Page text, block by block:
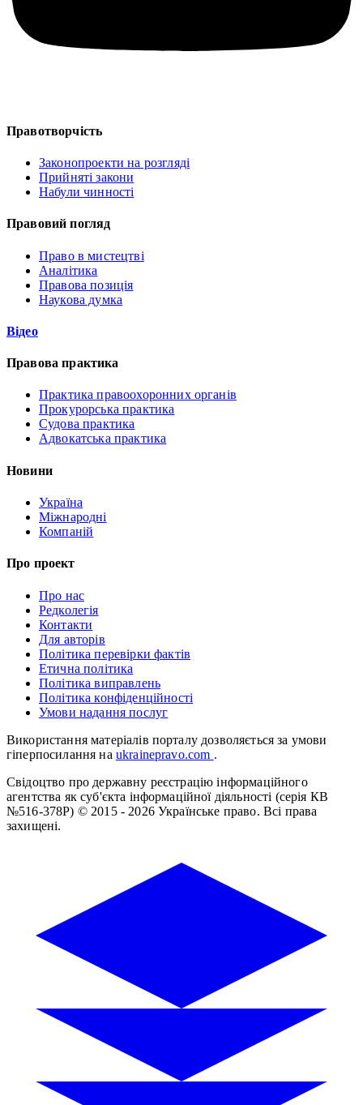
Правотворчість
Законопроекти на розгляді
Прийняті закони
Набули чинності
Правовий погляд
Право в мистецтві
Аналітика
Правова позиція
Наукова думка
Відео
Правова практика
Практика правоохоронних органів
Прокурорська практика
Судова практика
Адвокатська практика
Новини
Україна
Міжнародні
Компаній
Про проект
Про нас
Редколегія
Контакти
Для авторів
Політика перевірки фактів
Етична політика
Політика виправлень
Політика конфіденційності
Умови надання послуг
Використання матеріалів порталу дозволяється за умови
гіперпосилання на ukrainepravo.com .
Свідоцтво про державну реєстрацію інформаційного
агентства як суб'єкта інформаційної діяльності (серія КВ
№516-378Р) © 2015 - 2026 Українське право. Всі права
захищені.